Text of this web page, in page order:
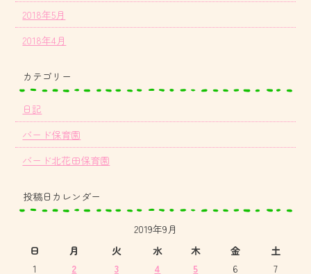
2018年5月
2018年4月
カテゴリー
日記
バード保育園
バード北花田保育園
投稿日カレンダー
2019年9月
日
月 火 水 木 金
土
1
2 3 4 5 6 7